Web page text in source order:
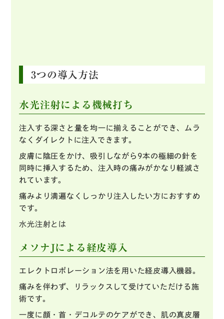
3つの導入方法
水光注射による機械打ち
注入する深さと量を均一に揃えることができ、ムラ
なくダイレクトに注入できます。
皮膚に陰圧をかけ、吸引しながら9本の極細の針を
同時に挿入するため、注入時の痛みがかなり軽減さ
れています。
痛みより満遍なくしっかり注入したい方におすすめ
です。
水光注射とは
メソナJによる経皮導入
エレクトロポレーション法を用いた経皮導入機器。
痛みを伴わず、リラックスして受けていただける施
術です。
一度に顔・首・デコルテのケアができ、肌の真皮層